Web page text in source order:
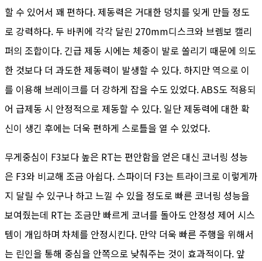
할 수 있어서 꽤 편하다. 제동력은 거대한 덩치를 잊게 만들 정도
로 강력하다. 두 바퀴에 각각 달린 270mm디스크와 브렘보 캘리
퍼의 조합이다. 긴급 제동 시에는 체중이 발로 쏠리기 때문에 의도
한 것보다 더 과도한 제동력이 발생할 수 있다. 하지만 역으로 이
를 이용해 브레이크를 더 강하게 잡을 수도 있었다. ABS도 적용되
어 급제동 시 안정적으로 제동할 수 있다. 일단 제동력에 대한 확
신이 생긴 후에는 더욱 편하게 스로틀을 열 수 있었다.
무게중심이 F3보다 높은 RT는 편안함을 얻은 대신 코너링 성능
은 F3와 비교해 조금 아쉽다. 스파이더 F3는 트라이크로 이렇게까
지 달릴 수 있구나 하고 느낄 수 있을 정도로 빠른 코너링 성능을
보여줬는데 RT는 조금만 빠르게 코너를 돌아도 안정성 제어 시스
템이 개입하며 차체를 안정시킨다. 만약 더욱 빠른 주행을 위해서
는 린인을 통해 중심을 안쪽으로 낮춰주는 것이 효과적이다. 앞